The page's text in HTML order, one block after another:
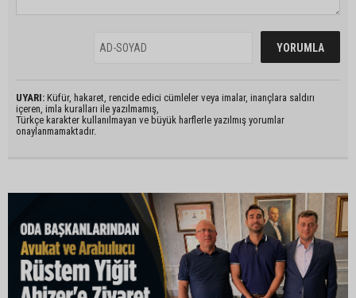
UYARI: Küfür, hakaret, rencide edici cümleler veya imalar, inançlara saldırı
içeren, imla kuralları ile yazılmamış,
Türkçe karakter kullanılmayan ve büyük harflerle yazılmış yorumlar
onaylanmamaktadır.